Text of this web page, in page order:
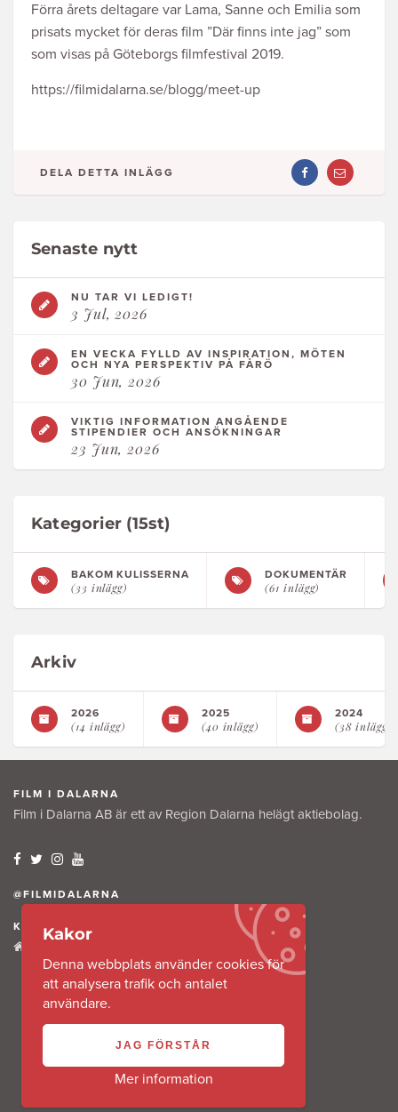
Förra årets deltagare var Lama, Sanne och Emilia som
prisats mycket för deras film ”Där finns inte jag” som
som visas på Göteborgs filmfestival 2019.
https://filmidalarna.se/blogg/meet-up
DELA DETTA INLÄGG
DELA
ARTIKEL
PÅ
DELA
ARTIKEL
VIA
Senaste nytt
NU TAR VI LEDIGT!
3 Jul, 2026
EN VECKA FYLLD AV INSPIRATION, MÖTEN
OCH NYA PERSPEKTIV PÅ FÅRÖ
30 Jun, 2026
VIKTIG INFORMATION ANGÅENDE
STIPENDIER OCH ANSÖKNINGAR
23 Jun, 2026
Kategorier (15st)
BAKOM KULISSERNA
(33 inlägg)
DOKUMENTÄR
(61 inlägg)
Arkiv
2026
(14 inlägg)
2025
(40 inlägg)
2024
(38 inlägg)
FILM I DALARNA
Film i Dalarna AB är ett av Region Dalarna helägt aktiebolag.
@FILMIDALARNA
KONTAKTA OSS
791 31 Falun
Copyright 2016 @ Film i Dalarna
Kakor
Denna webbplats använder cookies för
att analysera trafik och antalet
användare.
JAG FÖRSTÅR
Mer information